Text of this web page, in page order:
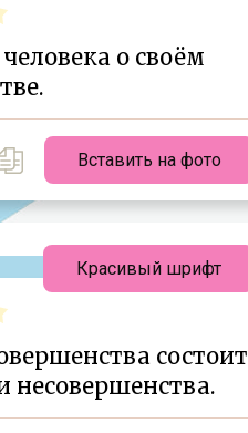
о своём
Вставить на фото
состоит
несовершенства.
Красивый шрифт